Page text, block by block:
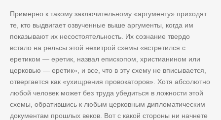
Примерно к такому заключительному «аргументу» приходят
те, кто выдвигает озвученные выше аргументы, когда им
показывают их несостоятельность. Их сознание твердо
встало на рельсы этой нехитрой схемы «встретился с
еретиком — еретик, назвал епископом, христианином или
церковью — еретик», и все, что в эту схему не вписывается,
отвергается как «ухищрения провокаторов». Хотя абсолютно
любой человек может без труда убедиться в ложности этой
схемы, обратившись к любым церковным дипломатическим
документам прошлых веков. Вот с какой стороны ни начнете